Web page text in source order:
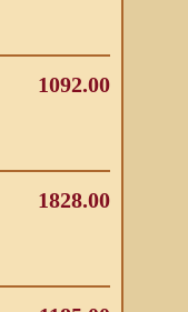
1092.00
1828.00